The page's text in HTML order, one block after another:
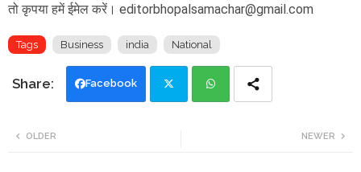
तो कृपया हमें ईमेल करें। editorbhopalsamachar@gmail.com
Tags Business india National
Facebook
NEWER
OLDER